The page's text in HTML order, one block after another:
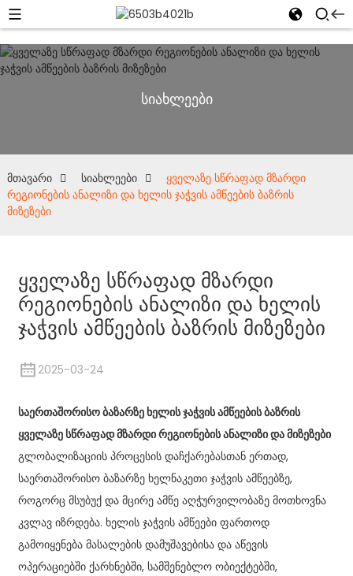
სიახლეები
მთავარი სიახლეები
ყველაზე სწრაფად მზარდი
რეგიონების ანალიზი და ხელის ჯაჭვის ამწეების ბაზრის
მიზეზები
ყველაზე სწრაფად მზარდი
რეგიონების ანალიზი და ხელის
ჯაჭვის ამწეების ბაზრის მიზეზები
2025-03-24
საერთაშორისო ბაზარზე ხელის ჯაჭვის ამწეების ბაზრის
ყველაზე სწრაფად მზარდი რეგიონების ანალიზი და მიზეზები
გლობალიზაციის პროცესის დაჩქარებასთან ერთად,
საერთაშორისო ბაზარზე ხელნაკეთი ჯაჭვის ამწეებზე,
როგორც მსუბუქ და მცირე ამწე აღჭურვილობაზე მოთხოვნა
კვლავ იზრდება. ხელის ჯაჭვის ამწეები ფართოდ
გამოიყენება მასალების დამუშავებისა და აწევის
ოპერაციებში ქარხნებში, სამშენებლო ობიექტებში,